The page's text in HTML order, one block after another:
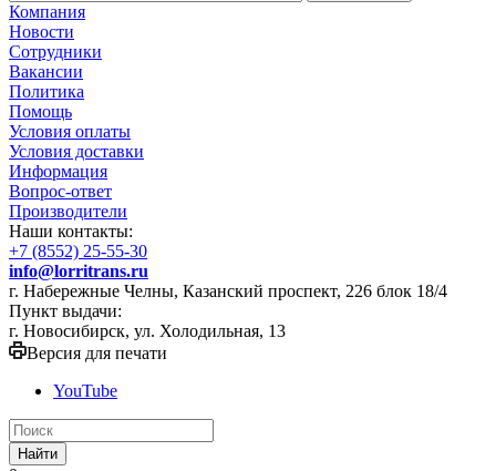
Компания
Новости
Сотрудники
Вакансии
Политика
Помощь
Условия оплаты
Условия доставки
Информация
Вопрос-ответ
Производители
Наши контакты:
+7 (8552) 25-55-30
info@lorritrans.ru
г. Набережные Челны, Казанский проспект, 226 блок 18/4
Пункт выдачи:
г. Новосибирск, ул. Холодильная, 13
Версия для печати
YouTube
Найти